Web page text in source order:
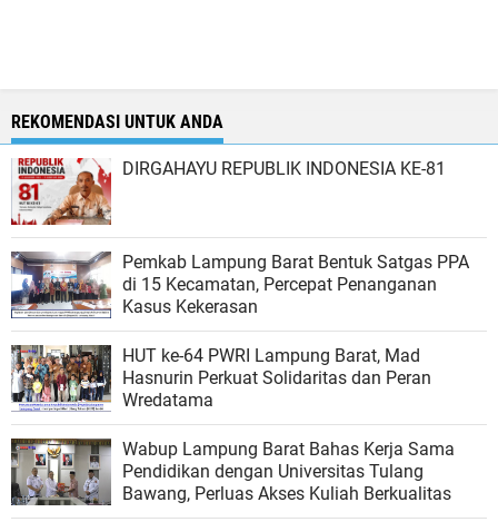
REKOMENDASI UNTUK ANDA
DIRGAHAYU REPUBLIK INDONESIA KE-81
Pemkab Lampung Barat Bentuk Satgas PPA
di 15 Kecamatan, Percepat Penanganan
Kasus Kekerasan
HUT ke-64 PWRI Lampung Barat, Mad
Hasnurin Perkuat Solidaritas dan Peran
Wredatama
Wabup Lampung Barat Bahas Kerja Sama
Pendidikan dengan Universitas Tulang
Bawang, Perluas Akses Kuliah Berkualitas